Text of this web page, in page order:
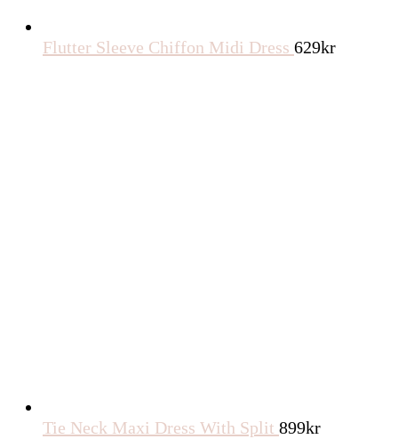
Flutter Sleeve Chiffon Midi Dress 629kr
Tie Neck Maxi Dress With Split 899kr